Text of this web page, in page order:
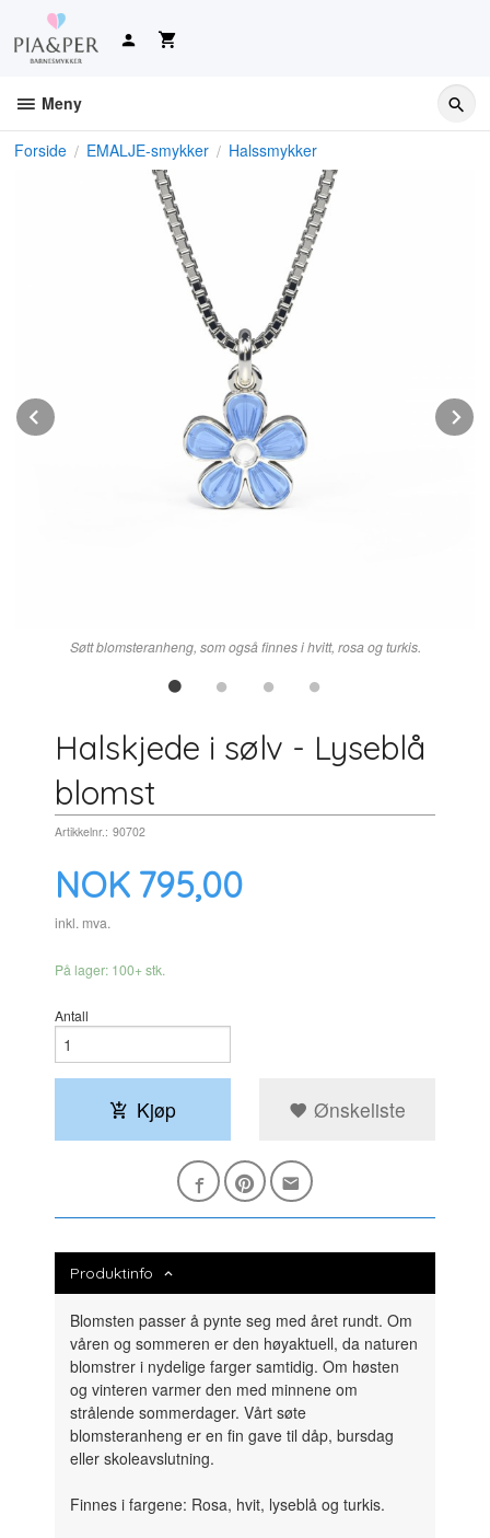
innholdet
Meny
Forside EMALJE-smykker Halssmykker
Søtt blomsteranheng, som også finnes i hvitt, rosa og turkis.
Prev
Halskjede i sølv - Lyseblå
blomst
Artikkelnr.: 90702
Pris
NOK 795,00
inkl. mva.
På lager: 100+ stk.
Antall
Kjøp Ønskeliste
Produktinfo
Blomsten passer å pynte seg med året rundt. Om
våren og sommeren er den høyaktuell, da naturen
blomstrer i nydelige farger samtidig. Om høsten
og vinteren varmer den med minnene om
strålende sommerdager. Vårt søte
blomsteranheng er en fin gave til dåp, bursdag
eller skoleavslutning.
Finnes i fargene: Rosa, hvit, lyseblå og turkis.